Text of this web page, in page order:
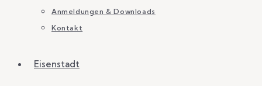
Anmeldungen & Downloads
Kontakt
Eisenstadt